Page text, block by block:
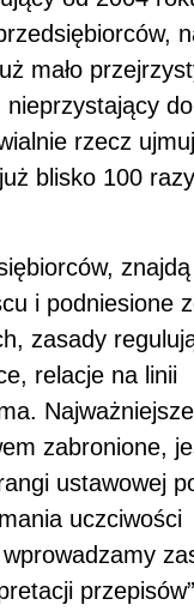
mało
nieprzystający
rzecz
blisko 100 razy
i podniesione
zasady
relacje na linii
zabronione,
ustawowej
uczciwości